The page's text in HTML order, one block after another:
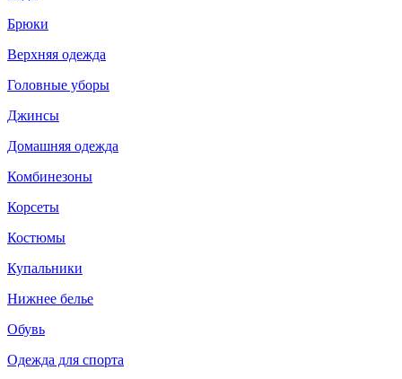
Брюки
Верхняя одежда
Головные уборы
Джинсы
Домашняя одежда
Комбинезоны
Корсеты
Костюмы
Купальники
Нижнее белье
Обувь
Одежда для спорта